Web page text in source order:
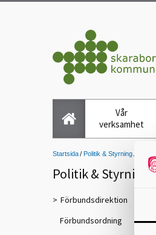
Vår
verksamhet
Startsida Politik & Styrning
Politik & Styrning
Förbundsdirektion
Förbundsordning